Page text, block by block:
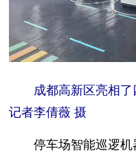
成都高新区亮相
记者李倩薇 摄
停车场智能巡逻